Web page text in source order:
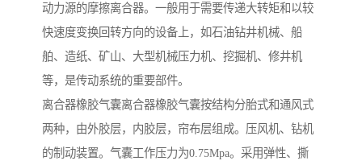
动力源的摩擦离合器。一般用于需要传递大转矩和以较
快速度变换回转方向的设备上，如石油钻井机械、船
舶、造纸、矿山、大型机械压力机、挖掘机、修井机
等，是传动系统的重要部件。
离合器橡胶气囊离合器橡胶气囊按结构分胎式和通风式
两种，由外胶层，内胶层，帘布层组成。压风机、钻机
的制动装置。气囊工作压力为0.75Mpa。采用弹性、撕